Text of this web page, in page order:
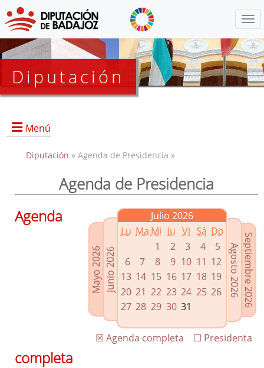
Diputación
Menú
Presidencia
Grupos Políticos
Enlaces relacionados
Agenda de Presidencia
Plenos provinciales y Juntas de gobierno
Oficina de Proyectos Europeos
Diputación » Agenda de Presidencia »
Agenda de Presidencia
Mayo 2026Junio 2026
Julio 2026
Lu Ma Mi Ju Vi Sá Do
1
2 3 4
5
6
7 8 9 10 11 12
13 14 15 16 17 18 19
20 21 22 23 24 25 26
27 28 29 30 31 Septiembre 2026
Agosto 2026
☐ Presidenta
☒ Agenda completa
Agenda
completa